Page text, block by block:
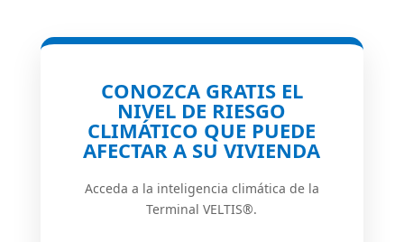
CONOZCA GRATIS EL
NIVEL DE RIESGO
CLIMÁTICO QUE PUEDE
AFECTAR A SU VIVIENDA
Acceda a la inteligencia climática de la
Terminal VELTIS®.